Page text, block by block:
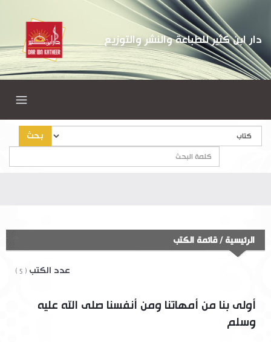
دار ابن كثير للطباعة والنشر والتوزيع
بحث
الرئيسية /قائمة الكتب
عدد الكتب ( 5 )
أولى بنا من أمهاتنا ومن أنفسنا صلى الله عليه
وسلم